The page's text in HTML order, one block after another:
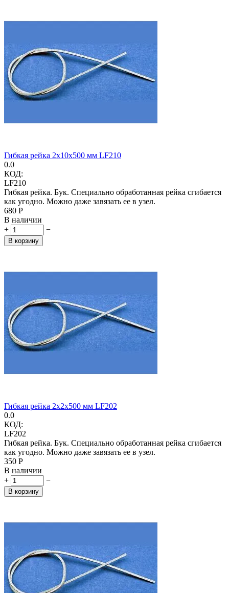
Гибкая рейка 2х10х500 мм LF210
0.0
КОД:
LF210
Гибкая рейка. Бук. Специально обработанная рейка сгибается
как угодно. Можно даже завязать ее в узел.
‍680‍ Р
В наличии
+
−
В корзину
Гибкая рейка 2х2х500 мм LF202
0.0
КОД:
LF202
Гибкая рейка. Бук. Специально обработанная рейка сгибается
как угодно. Можно даже завязать ее в узел.
‍350‍ Р
В наличии
+
−
В корзину